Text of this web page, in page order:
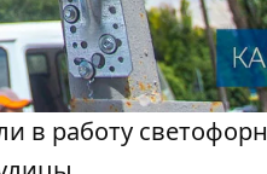
в работу